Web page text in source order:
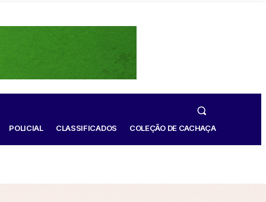
POLICIAL CLASSIFICADOS COLEÇÃO DE CACHAÇA